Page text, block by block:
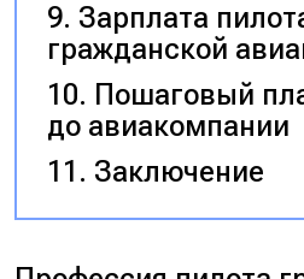
Зарплата
гражданской
Пошаговый
до авиакомпании
Заключение